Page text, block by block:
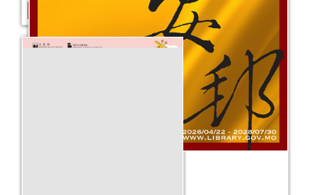
韻味西湖──公共圖書館主題書展